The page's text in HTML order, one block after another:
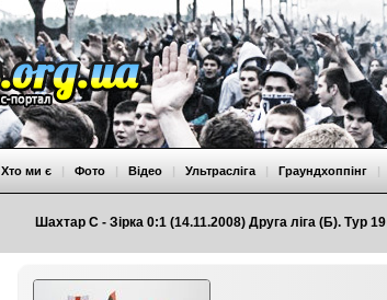
Шахтар С - Зірка 0:1 (14.11.2008) Друга ліга (Б). Тур 19
Хто ми є | Фото | Відео | Ультрасліга | Граундхоппінг |